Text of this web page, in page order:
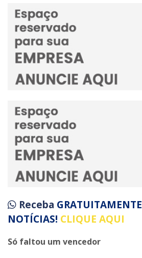
Receba GRATUITAMENTE
NOTÍCIAS! CLIQUE AQUI
Só faltou um vencedor